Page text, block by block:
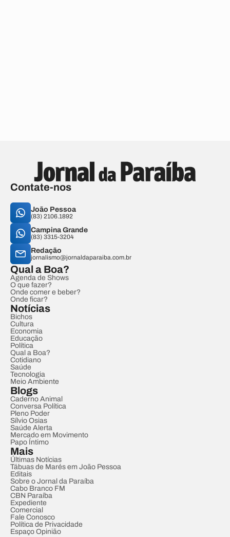
Contate-nos
João Pessoa
(83) 2106.1892
Campina Grande
(83) 3315-3204
Redação
jornalismo@jornaldaparaiba.com.br
Qual a Boa?
Agenda de Shows
O que fazer?
Onde comer e beber?
Onde ficar?
Notícias
Bichos
Cultura
Economia
Educação
Política
Qual a Boa?
Cotidiano
Saúde
Tecnologia
Meio Ambiente
Blogs
Caderno Animal
Conversa Política
Pleno Poder
Sílvio Osias
Saúde Alerta
Mercado em Movimento
Papo Íntimo
Mais
Últimas Notícias
Tábuas de Marés em João Pessoa
Editais
Sobre o Jornal da Paraíba
Cabo Branco FM
CBN Paraíba
Expediente
Comercial
Fale Conosco
Política de Privacidade
Espaço Opinião